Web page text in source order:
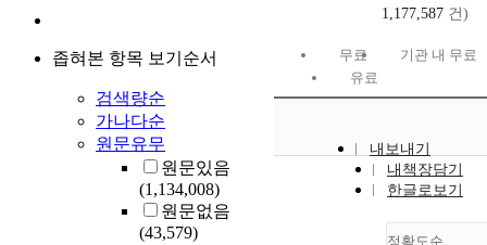
좁혀본 항목 보기순서
검색량순
가나다순
원문유무
원문있음
(1,134,008)
원문없음
(43,579)
1,177,587 건)
무료
기관 내 무료
유료
내보내기
내책장담기
한글로보기
정확도순